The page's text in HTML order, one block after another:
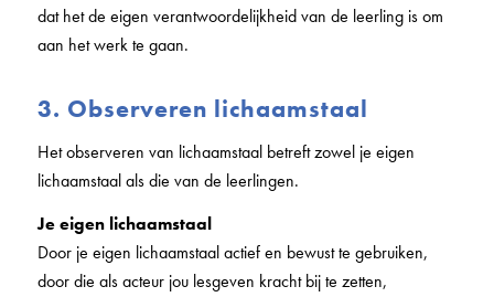
dat het de eigen verantwoordelijkheid van de leerling is om
aan het werk te gaan.
3. Observeren lichaamstaal
Het observeren van lichaamstaal betreft zowel je eigen
lichaamstaal als die van de leerlingen.
Je eigen lichaamstaal
Door je eigen lichaamstaal actief en bewust te gebruiken,
door die als acteur jou lesgeven kracht bij te zetten,